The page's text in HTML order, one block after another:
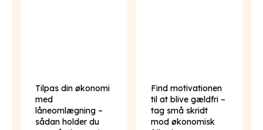
Tilpas din økonomi
med
låneomlægning –
sådan holder du
Find motivationen
til at blive gældfri –
tag små skridt
mod økonomisk